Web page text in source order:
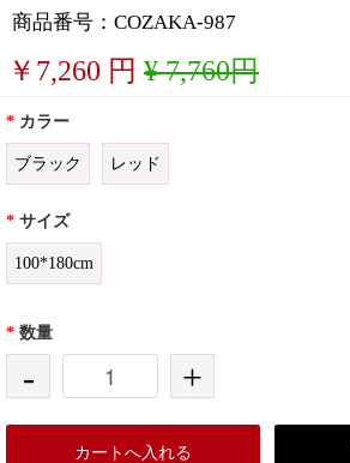
商品番号：COZAKA-987
￥ 7,260 円 ¥ 7,760円
* カラー
ブラック レッド
* サイズ
100*180cm
* 数量
- +
カートへ入れる